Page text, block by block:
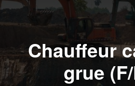
Chauffeur
grue